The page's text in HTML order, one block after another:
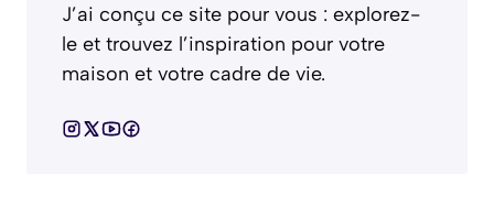
J’ai conçu ce site pour vous : explorez-
le et trouvez l’inspiration pour votre
maison et votre cadre de vie.